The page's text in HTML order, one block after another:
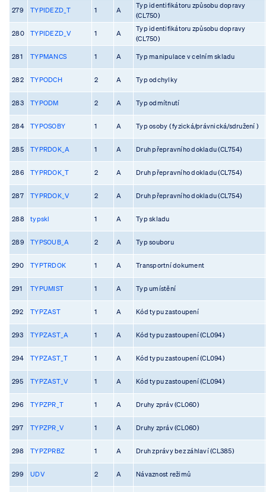
279 TYPIDEZD_T 1 A
Typ identifikátoru způsobu dopravy
(CL750)
280 TYPIDEZD_V 1 A
Typ identifikátoru způsobu dopravy
(CL750)
281 TYPMANCS 1 A Typ manipulace v celním skladu
282 TYPODCH 2 A Typ odchylky
283 TYPODM 2 A Typ odmítnutí
284 TYPOSOBY 1 A Typ osoby ( fyzická/právnická/sdružení )
285 TYPRDOK_A 1 A Druh přepravního dokladu (CL754)
286 TYPRDOK_T 2 A Druh přepravního dokladu (CL754)
287 TYPRDOK_V 2 A Druh přepravního dokladu (CL754)
288 typskl 1 A Typ skladu
289 TYPSOUB_A 2 A Typ souboru
290 TYPTRDOK 1 A Transportní dokument
291 TYPUMIST 1 A Typ umístění
292 TYPZAST 1 A Kód typu zastoupení
293 TYPZAST_A 1 A Kód typu zastoupení (CL094)
294 TYPZAST_T 1 A Kód typu zastoupení (CL094)
295 TYPZAST_V 1 A Kód typu zastoupení (CL094)
296 TYPZPR_T 1 A Druhy zpráv (CL060)
297 TYPZPR_V 1 A Druhy zpráv (CL060)
298 TYPZPRBZ 1 A Druh zprávy bez záhlaví (CL385)
299 UDV 2 A Návaznost režimů